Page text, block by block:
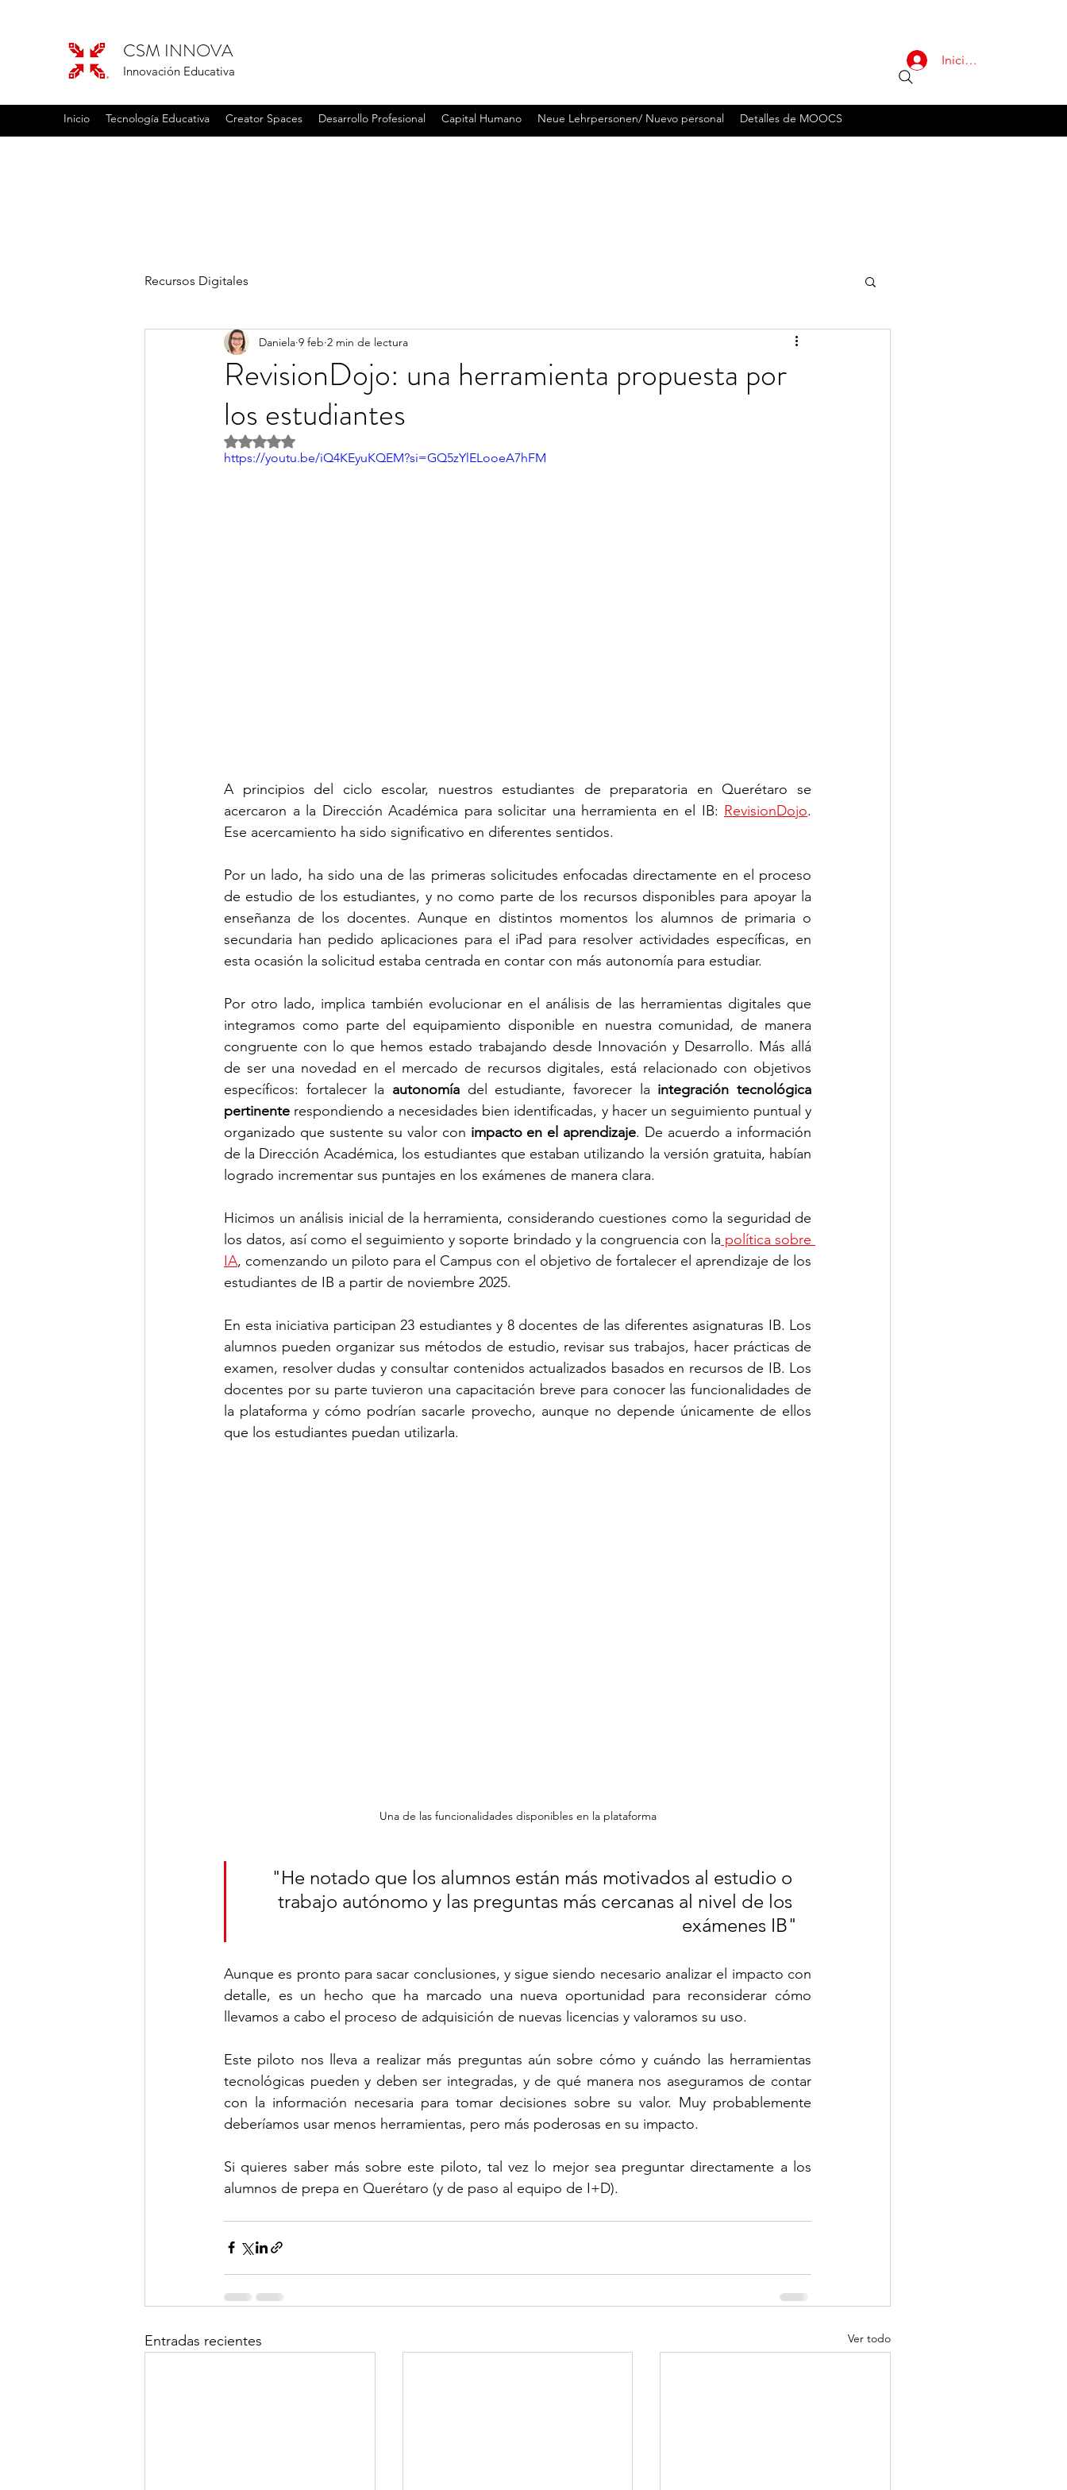
CSM INNOVA
Innovación Educativa
Iniciar sesión
Inicio Tecnología Educativa Creator Spaces Desarrollo Profesional Capital Humano Neue Lehrpersonen/ Nuevo personal Detalles de MOOCS
Recursos Digitales
RevisionDojo: una herramienta propuesta por
los estudiantes
Daniela 9 feb 2 min de lectura
Obtuvo NaN de 5 estrellas.
https://youtu.be/iQ4KEyuKQEM?si=GQ5zYlELooeA7hFM
A principios del ciclo escolar, nuestros estudiantes de preparatoria en Querétaro se
acercaron a la Dirección Académica para solicitar una herramienta en el IB: RevisionDojo.
Ese acercamiento ha sido significativo en diferentes sentidos.
Por un lado, ha sido una de las primeras solicitudes enfocadas directamente en el proceso
de estudio de los estudiantes, y no como parte de los recursos disponibles para apoyar la
enseñanza de los docentes. Aunque en distintos momentos los alumnos de primaria o
secundaria han pedido aplicaciones para el iPad para resolver actividades específicas, en
esta ocasión la solicitud estaba centrada en contar con más autonomía para estudiar.
Por otro lado, implica también evolucionar en el análisis de las herramientas digitales que
integramos como parte del equipamiento disponible en nuestra comunidad, de manera
congruente con lo que hemos estado trabajando desde Innovación y Desarrollo. Más allá
de ser una novedad en el mercado de recursos digitales, está relacionado con objetivos
específicos: fortalecer la autonomía del estudiante, favorecer la integración tecnológica
pertinente respondiendo a necesidades bien identificadas, y hacer un seguimiento puntual y
organizado que sustente su valor con impacto en el aprendizaje. De acuerdo a información
de la Dirección Académica, los estudiantes que estaban utilizando la versión gratuita, habían
logrado incrementar sus puntajes en los exámenes de manera clara.
Hicimos un análisis inicial de la herramienta, considerando cuestiones como la seguridad de
los datos, así como el seguimiento y soporte brindado y la congruencia con la política sobre
IA, comenzando un piloto para el Campus con el objetivo de fortalecer el aprendizaje de los
estudiantes de IB a partir de noviembre 2025.
En esta iniciativa participan 23 estudiantes y 8 docentes de las diferentes asignaturas IB. Los
alumnos pueden organizar sus métodos de estudio, revisar sus trabajos, hacer prácticas de
examen, resolver dudas y consultar contenidos actualizados basados en recursos de IB. Los
docentes por su parte tuvieron una capacitación breve para conocer las funcionalidades de
la plataforma y cómo podrían sacarle provecho, aunque no depende únicamente de ellos
que los estudiantes puedan utilizarla.
Una de las funcionalidades disponibles en la plataforma
trabajo autónomo y las preguntas más cercanas al nivel de los
exámenes IB"
Aunque es pronto para sacar conclusiones, y sigue siendo necesario analizar el impacto con
detalle, es un hecho que ha marcado una nueva oportunidad para reconsiderar cómo
llevamos a cabo el proceso de adquisición de nuevas licencias y valoramos su uso.
Este piloto nos lleva a realizar más preguntas aún sobre cómo y cuándo las herramientas
tecnológicas pueden y deben ser integradas, y de qué manera nos aseguramos de contar
con la información necesaria para tomar decisiones sobre su valor. Muy probablemente
deberíamos usar menos herramientas, pero más poderosas en su impacto.
Si quieres saber más sobre este piloto, tal vez lo mejor sea preguntar directamente a los
alumnos de prepa en Querétaro (y de paso al equipo de I+D).
Entradas recientes Ver todo